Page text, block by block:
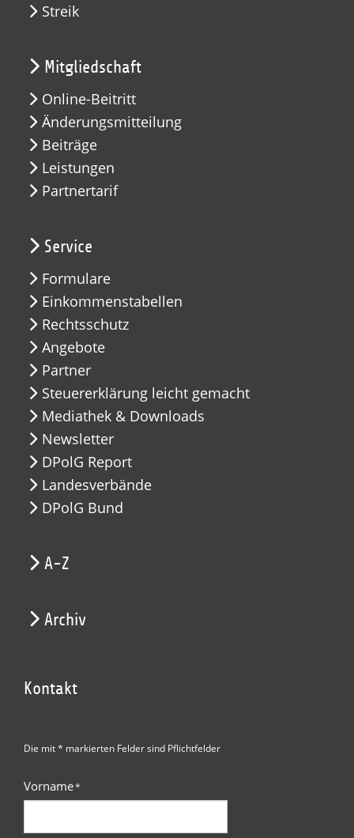
Streik
Mitgliedschaft
Online-Beitritt
Änderungsmitteilung
Beiträge
Leistungen
Partnertarif
Service
Formulare
Einkommenstabellen
Rechtsschutz
Angebote
Partner
Steuererklärung leicht gemacht
Mediathek & Downloads
Newsletter
DPolG Report
Landesverbände
DPolG Bund
A-Z
Archiv
Kontakt
Die mit * markierten Felder sind Pflichtfelder
Vorname*